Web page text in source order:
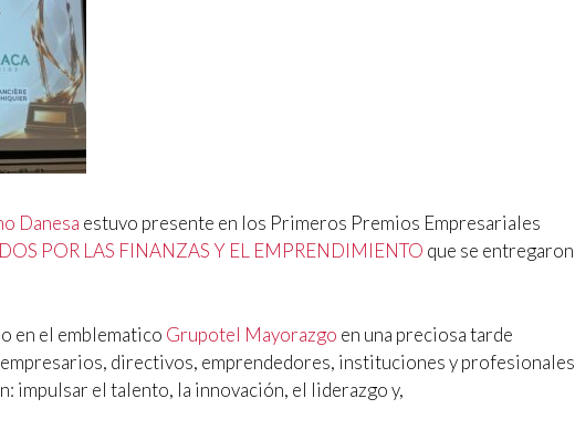
Danesa estuvo presente en los Primeros Premios Empresariales
POR LAS FINANZAS Y EL EMPRENDIMIENTO que se entregaron
en el emblematico Grupotel Mayorazgo en una preciosa tarde
directivos, emprendedores, instituciones y profesionales
impulsar el talento, la innovación, el liderazgo y,